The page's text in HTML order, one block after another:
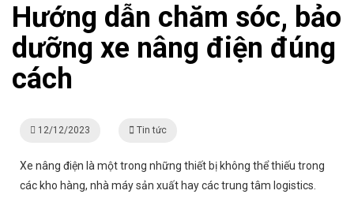
Hướng dẫn chăm sóc, bảo
dưỡng xe nâng điện đúng
cách
12/12/2023 Tin tức
Xe nâng điện là một trong những thiết bị không thể thiếu trong
các kho hàng, nhà máy sản xuất hay các trung tâm logistics.